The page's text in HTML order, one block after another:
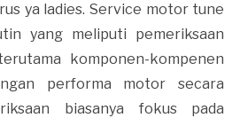
ya ladies. Service motor tune
yang meliputi pemeriksaan
komponen-kompenen
performa motor secara
biasanya fokus pada